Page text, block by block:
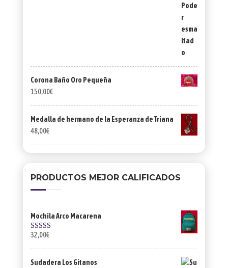
Corona Baño Oro Pequeña
150,00€
Medalla de hermano de la Esperanza de Triana
48,00€
PRODUCTOS MEJOR CALIFICADOS
Mochila Arco Macarena
Valorado con
32,00€
Sudadera Los Gitanos